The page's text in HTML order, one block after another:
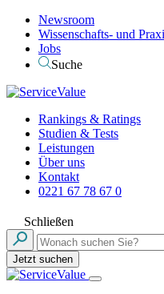
Newsroom
Wissenschafts- und
Jobs
Suche
Rankings & Ratings
Studien & Tests
Leistungen
Über uns
Kontakt
0221 67 78 67 0
Schließen
Jetzt suchen